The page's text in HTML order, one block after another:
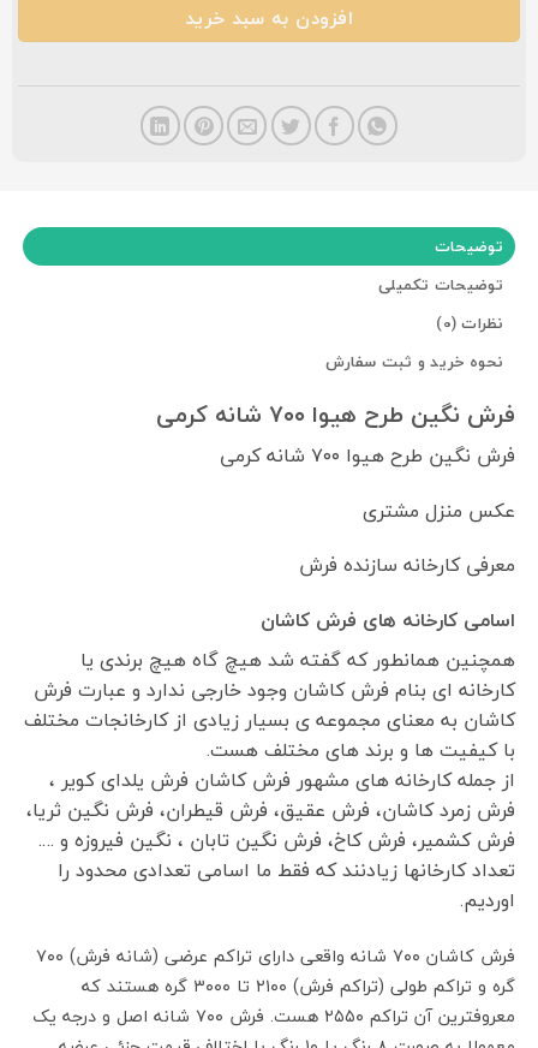
افزودن به سبد خرید
توضیحات
توضیحات تکمیلی
نظرات (0)
نحوه خرید و ثبت سفارش
فرش نگین طرح هیوا ۷۰۰ شانه کرمی
فرش نگین طرح هیوا ۷۰۰ شانه کرمی
عکس منزل مشتری
معرفی کارخانه سازنده فرش
اسامی کارخانه های فرش کاشان
همچنین همانطور که گفته شد هیچ گاه هیچ برندی یا
کارخانه ای بنام فرش کاشان وجود خارجی ندارد و عبارت فرش
کاشان به معنای مجموعه ی بسیار زیادی از کارخانجات مختلف
با کیفیت ها و برند های مختلف هست.
از جمله کارخانه های مشهور فرش کاشان فرش یلدای کویر ،
فرش زمرد کاشان، فرش عقیق، فرش قیطران، فرش نگین ثریا،
فرش کشمیر، فرش کاخ، فرش نگین تابان ، نگین فیروزه و ….
تعداد کارخانها زیادنند که فقط ما اسامی تعدادی محدود را
اوردیم.
فرش کاشان ۷۰۰ شانه واقعی دارای تراکم عرضی (شانه فرش) ۷۰۰
گره و تراکم طولی (تراکم فرش) ۲۱۰۰ تا ۳۰۰۰ گره هستند که
معروفترین آن تراکم ۲۵۵۰ هست. فرش ۷۰۰ شانه اصل و درجه یک